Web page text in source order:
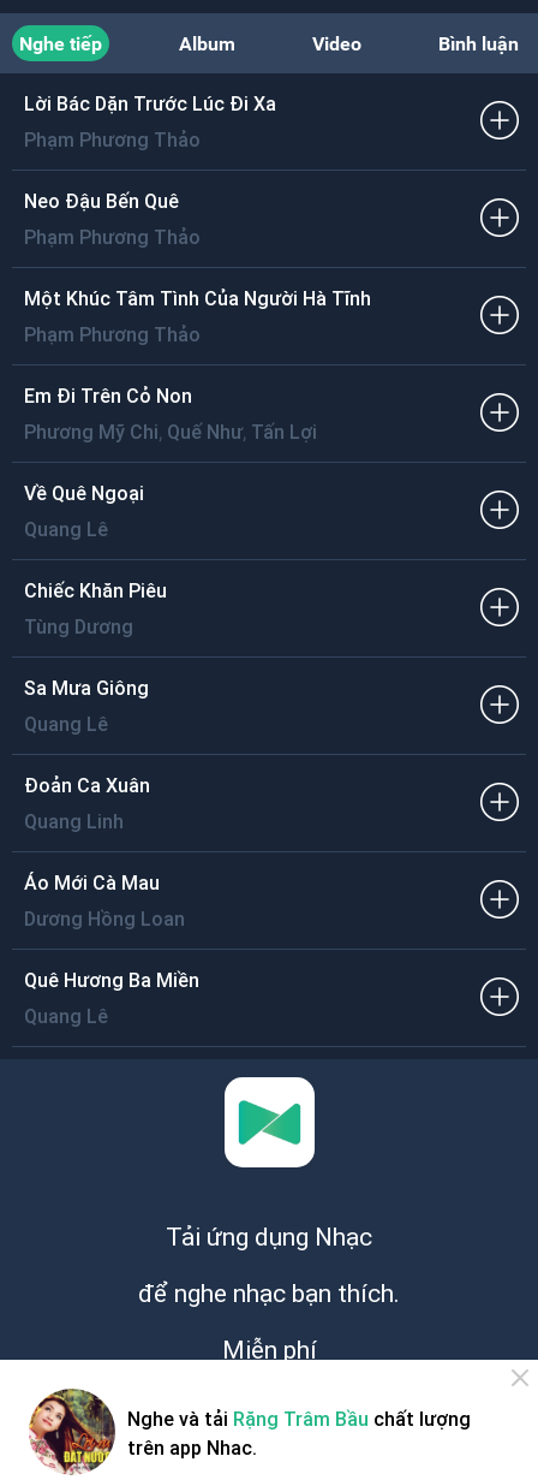
Rặng trâm bầu hôm xưa cây che sương che nắng
[ĐK:]
Ơ mưa nắng dãi dầu thêm trăm gửi ngàn yêu ơ trâm bầu
Ôm ấp bờ kênh dài sóng dội mà cây vẫn hát
Như khắp dân làng mình bám chặt quê hương.
Đất mẹ thơm hương sáng đẹp muôn phương
Rạng rỡ tấm gương luyện lên ý chí ngoan cường.
Nghe tiếp Album Video Bình luận
Lời Bác Dặn Trước Lúc Đi Xa
Phạm Phương Thảo
Neo Đậu Bến Quê
Phạm Phương Thảo
Một Khúc Tâm Tình Của Người Hà Tĩnh
Phạm Phương Thảo
Em Đi Trên Cỏ Non
Phương Mỹ Chi, Quế Như, Tấn Lợi
Về Quê Ngoại
Quang Lê
Chiếc Khăn Piêu
Tùng Dương
Sa Mưa Giông
Quang Lê
Đoản Ca Xuân
Quang Linh
Áo Mới Cà Mau
Dương Hồng Loan
Quê Hương Ba Miền
Quang Lê
Tải ứng dụng Nhạc
để nghe nhạc bạn thích.
Miễn phí
Nghe và tải Rặng Trâm Bầu chất lượng
trên app Nhac.